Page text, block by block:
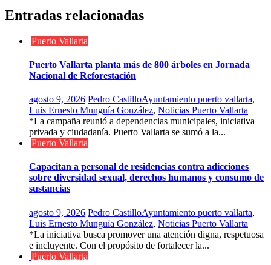
Entradas relacionadas
Puerto Vallarta
Puerto Vallarta planta más de 800 árboles en Jornada
Nacional de Reforestación
agosto 9, 2026 Pedro CastilloAyuntamiento puerto vallarta,
Luis Ernesto Munguía González, Noticias Puerto Vallarta
*La campaña reunió a dependencias municipales, iniciativa
privada y ciudadanía. Puerto Vallarta se sumó a la...
Puerto Vallarta
Capacitan a personal de residencias contra adicciones
sobre diversidad sexual, derechos humanos y consumo de
sustancias
agosto 9, 2026 Pedro CastilloAyuntamiento puerto vallarta,
Luis Ernesto Munguía González, Noticias Puerto Vallarta
*La iniciativa busca promover una atención digna, respetuosa
e incluyente. Con el propósito de fortalecer la...
Puerto Vallarta